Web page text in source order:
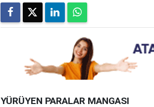
YÜRÜYEN PARALAR MANGASI